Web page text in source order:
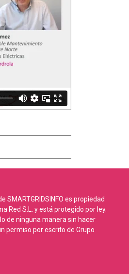
SMARTGRIDSINFO es propiedad
Red S.L. y está protegido por ley.
de ninguna manera sin hacer
permiso por escrito de Grupo